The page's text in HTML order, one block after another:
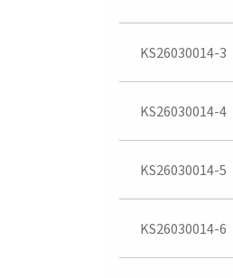
KS26030014-3
KS26030014-4
KS26030014-5
KS26030014-6